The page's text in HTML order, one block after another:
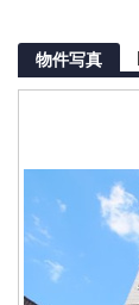
物件写真